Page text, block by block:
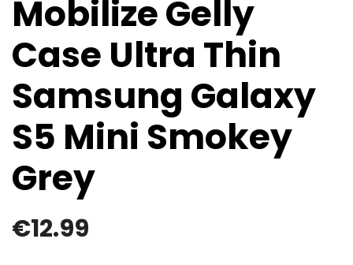
Mobilize Gelly
Case Ultra Thin
Samsung Galaxy
S5 Mini Smokey
Grey
€12.99